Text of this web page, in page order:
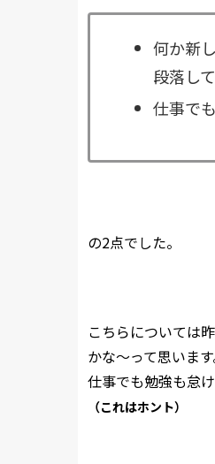
何か新
段落し
仕事で
の2点でした。
こちらについては
かな～って思います
仕事でも勉強も怠
（これはホント）